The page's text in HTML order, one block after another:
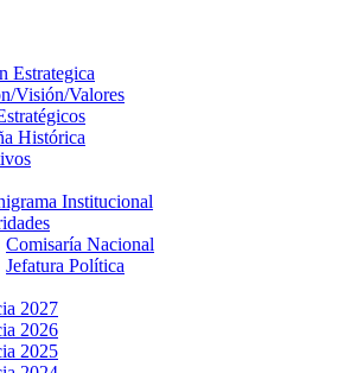
Estrategica
Visión/Valores
Histórica
Institucional
Comisaría Nacional
Jefatura Política
2027
2026
2025